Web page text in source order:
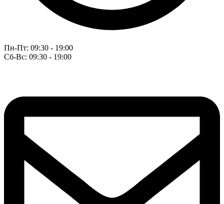
Пн-Пт: 09:30 - 19:00
Сб-Вс: 09:30 - 19:00